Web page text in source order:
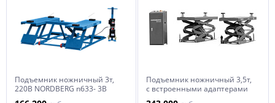
Подъемник ножничный 3т,
220В NORDBERG n633- 3B
Подъемник ножничный 3,5т,
с встроенными адаптерами